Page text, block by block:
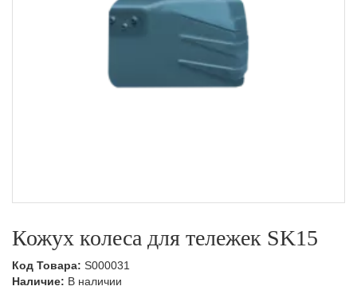
Кожух колеса для тележек SK15
Код Товара: S000031
Наличие: В наличии